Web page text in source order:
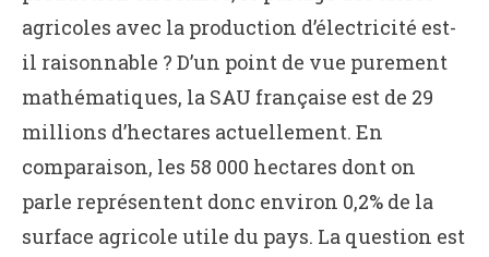
agricoles avec la production d’électricité est-
il raisonnable ? D’un point de vue purement
mathématiques, la SAU française est de 29
millions d’hectares actuellement. En
comparaison, les 58 000 hectares dont on
parle représentent donc environ 0,2% de la
surface agricole utile du pays. La question est